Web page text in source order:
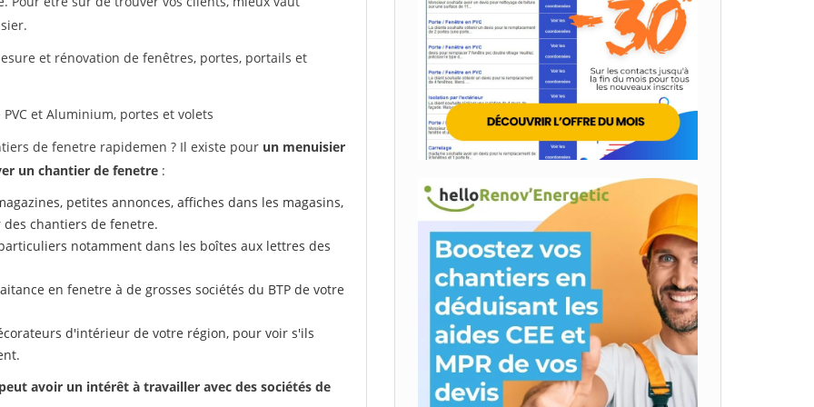
et rénovation de fenêtres, portes, portails et
et Aluminium, portes et volets
de fenetre rapidemen ? Il existe pour un menuisier
un chantier de fenetre :
petites annonces, affiches dans les magasins,
chantiers de fenetre.
notamment dans les boîtes aux lettres des
en fenetre à de grosses sociétés du BTP de votre
d'intérieur de votre région, pour voir s'ils
avoir un intérêt à travailler avec des sociétés de